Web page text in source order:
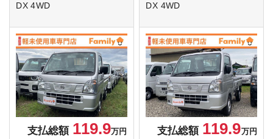
DX 4WD
支払総額 119.9万円
DX 4WD
支払総額 119.9万円